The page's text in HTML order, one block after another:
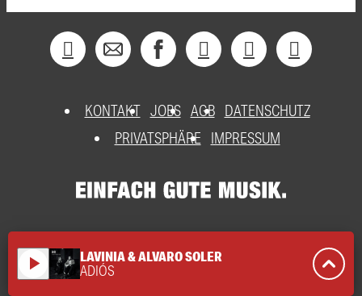
KONTAKT JOBS AGB DATENSCHUTZ
PRIVATSPHÄRE
IMPRESSUM
play_arrow LAVINIA & ALVARO SOLER
ADIÓS